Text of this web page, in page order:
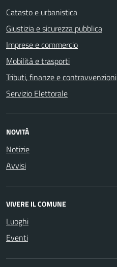
Catasto e urbanistica
Giustizia e sicurezza pubblica
Imprese e commercio
Mobilità e trasporti
Tributi, finanze e contravvenzioni
Servizio Elettorale
NOVITÀ
Notizie
Avvisi
VIVERE IL COMUNE
Luoghi
Eventi